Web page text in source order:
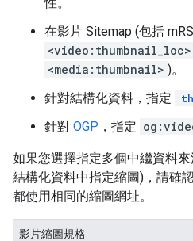
在影片 Sitemap (包括
<video:thumbnail_loc>
<media:thumbnail> )。
針對結構化資料，指定
針對 OGP ，指定
如果您選擇指定多個中繼資料
結構化資料中指定縮圖)，請確
都使用相同的縮圖網址。
影片縮圖規格